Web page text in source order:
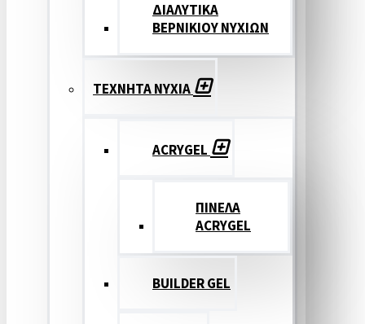
ΔΙΑΛΥΤΙΚΑ
ΒΕΡΝΙΚΙΟΥ ΝΥΧΙΩΝ
ΤΕΧΝΗΤΑ ΝΥΧΙΑ
ACRYGEL
ΠΙΝΕΛΑ
ACRYGEL
BUILDER GEL